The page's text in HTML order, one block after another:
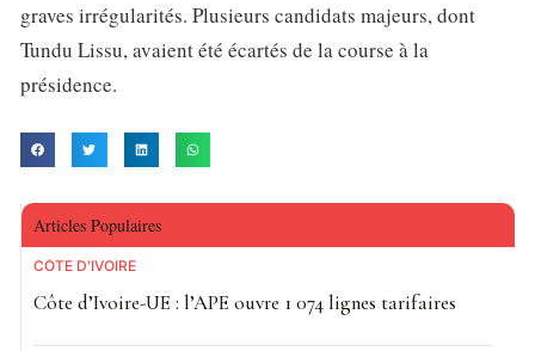
graves irrégularités. Plusieurs candidats majeurs, dont
Tundu Lissu, avaient été écartés de la course à la
présidence.
Articles Populaires
CÔTE D'IVOIRE
Côte d’Ivoire-UE : l’APE ouvre 1 074 lignes tarifaires